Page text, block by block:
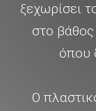
ξεχωρίσει
στο
όπου
Ο